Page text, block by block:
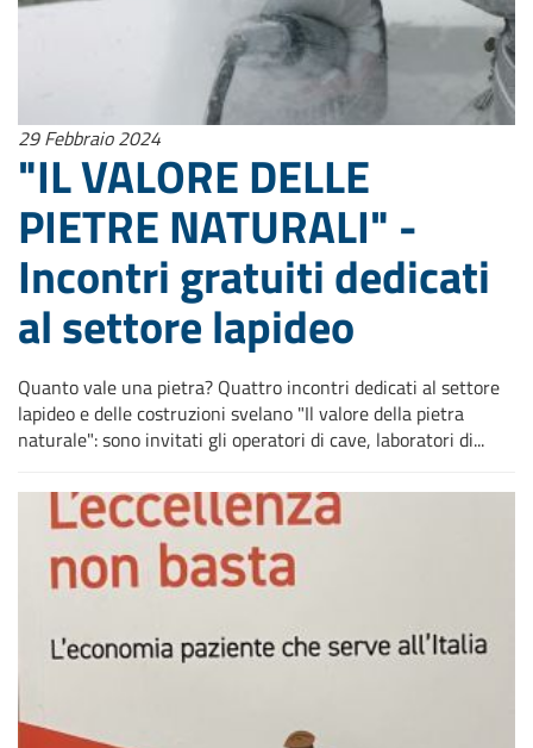
29 Febbraio 2024
"IL VALORE DELLE
PIETRE NATURALI" -
Incontri gratuiti dedicati
al settore lapideo
Quanto vale una pietra? Quattro incontri dedicati al settore
lapideo e delle costruzioni svelano "Il valore della pietra
naturale": sono invitati gli operatori di cave, laboratori di...